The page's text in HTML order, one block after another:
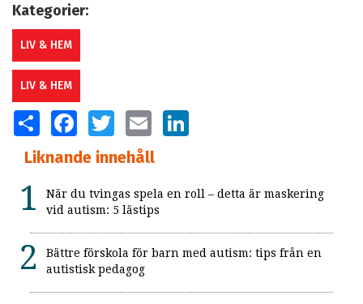
Kategorier:
LIV & HEM
LIV & HEM
SHARE FACEBOOKTWITTER EMAIL
Liknande innehåll
När du tvingas spela en roll – detta är maskering
vid autism: 5 lästips
Bättre förskola för barn med autism: tips från en
autistisk pedagog